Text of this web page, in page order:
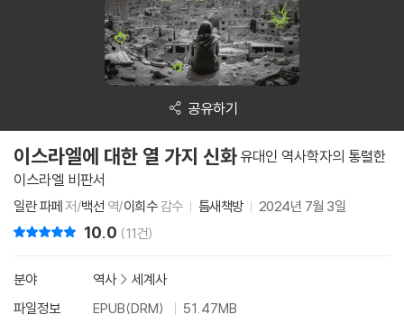
공유하기
이스라엘에 대한 열 가지 신화유대인 역사학자의 통렬한
이스라엘 비판서
일란 파페저/백선 역/이희수감수 틈새책방 2024년 7월 3일
10.0 (11건)
분야 역사> 세계사
파일정보
EPUB(DRM)
51.47MB